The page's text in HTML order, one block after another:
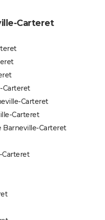
Carteret
Carteret
Carteret
Carteret
Carteret